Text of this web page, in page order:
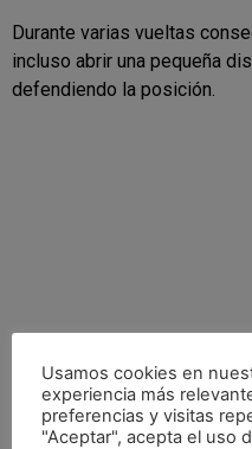
Durante varias vueltas
incluso abrir una pequeña
defendiendo la posición.
Usamos cookies en
experiencia más
preferencias y visitas
"Aceptar", acepta el uso